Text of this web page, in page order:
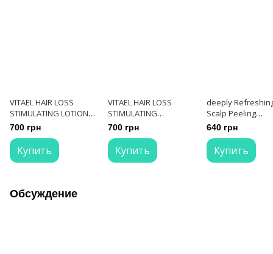
VITAEL HAIR LOSS
STIMULATING LOTION
Лосьон против
выпадения волос 100
мл
700 грн
Купить
VITAEL HAIR LOSS
STIMULATING
SHAMPOO Шампунь
против выпадения
волос 300 мл
700 грн
Купить
deeply
Scalp Peeling
Освежающий
для кожи головы
мл
640 грн
Купить
Обсуждение